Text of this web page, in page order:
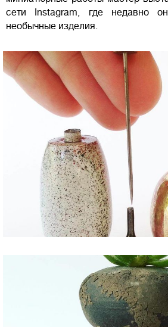
сети Instagram, где недавно
необычные изделия.